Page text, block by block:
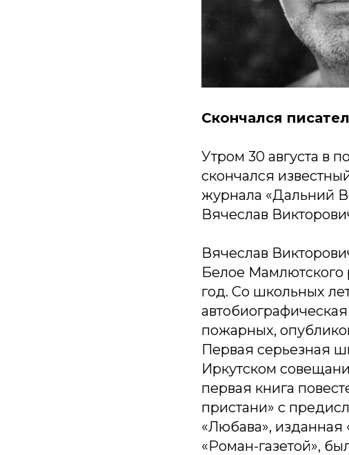
Скончался
Утром 30 августа в
скончался
журнала «Дальний
Вячеслав
Вячеслав
Белое Мамлютского
год. Со школьных
пожарных,
Первая серьезная
Иркутском
первая книга
пристани» с
«Любава», изданная
«Роман-газетой»,